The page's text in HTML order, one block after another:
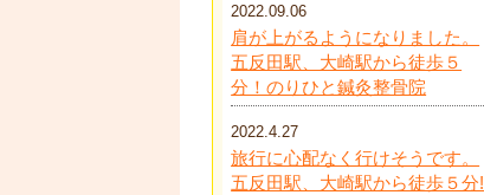
2022.09.06
肩が上がるようになりました。
五反田駅、大崎駅から徒歩５
分！のりひと鍼灸整骨院
2022.4.27
旅行に心配なく行けそうです。
五反田駅、大崎駅から徒歩５分!